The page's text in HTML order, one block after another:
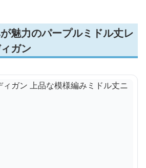
魅力のパープルミドル丈レ
ガン